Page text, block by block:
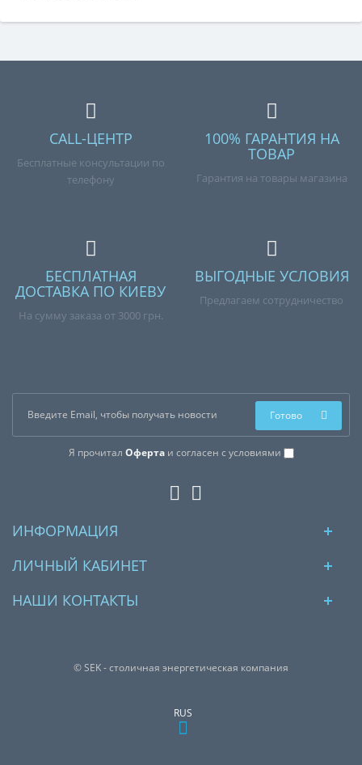
CALL-ЦЕНТР
Бесплатные консультации по
телефону
100% ГАРАНТИЯ НА
ТОВАР
Гарантия на товары магазина
БЕСПЛАТНАЯ
ДОСТАВКА ПО КИЕВУ
На сумму заказа от 3000 грн.
ВЫГОДНЫЕ УСЛОВИЯ
Предлагаем сотрудничество
Я прочитал Офертаи согласен с условиями
Готово
ИНФОРМАЦИЯ
ЛИЧНЫЙ КАБИНЕТ
НАШИ КОНТАКТЫ
© SEK - столичная энергетическая компания
RUS